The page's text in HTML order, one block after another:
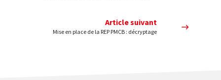
Article suivant
Mise en place de la REP PMCB : décryptage